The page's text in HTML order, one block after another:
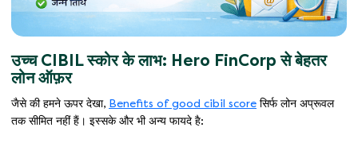
उच्च CIBIL स्कोर के लाभ: Hero FinCorp से बेहतर
लोन ऑफ़र
जैसे की हमने ऊपर देखा, Benefits of good cibil score सिर्फ लोन अप्रूवल
तक सीमित नहीं हैं। इस्सके और भी अन्य फायदे है: